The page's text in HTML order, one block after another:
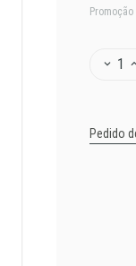
1
Pedido